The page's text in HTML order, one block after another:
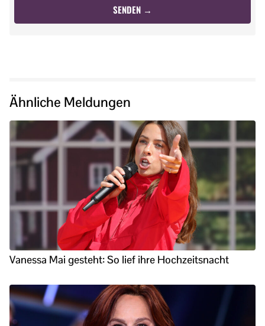
Ähnliche Meldungen
Vanessa Mai gesteht: So lief ihre Hochzeitsnacht